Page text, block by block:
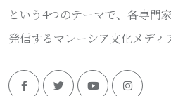
という4つのテーマで、各専門
発信するマレーシア文化メディ